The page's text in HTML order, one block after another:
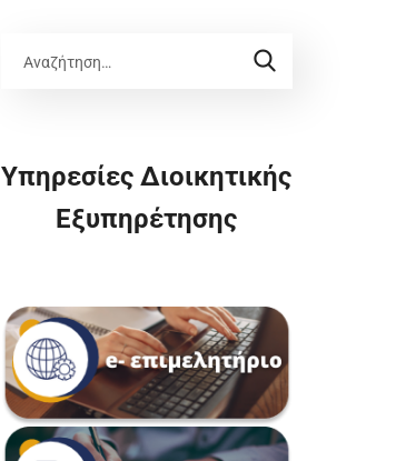
Υπηρεσίες Διοικητικής
Εξυπηρέτησης